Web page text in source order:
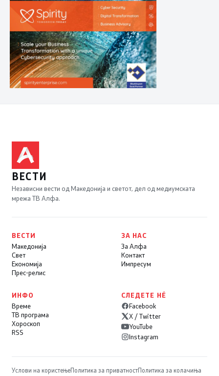
ВЕСТИ
Независни вести од Македонија и светот, дел од медиумската
мрежа ТВ Алфа.
ВЕСТИ
Македонија
Свет
Економија
Прес-релис
ЗА НАС
За Алфа
Контакт
Импресум
ИНФО
Време
ТВ програма
Хороскоп
RSS
СЛЕДЕТЕ НÉ
Facebook
X / Twitter
YouTube
Instagram
Услови на користењеПолитика за приватностПолитика за колачиња